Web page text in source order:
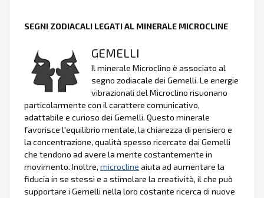
SEGNI ZODIACALI LEGATI AL MINERALE MICROCLINE
GEMELLI
Il minerale Microclino è associato al
segno zodiacale dei Gemelli. Le energie
vibrazionali del Microclino risuonano
particolarmente con il carattere comunicativo,
adattabile e curioso dei Gemelli. Questo minerale
favorisce l'equilibrio mentale, la chiarezza di pensiero e
la concentrazione, qualità spesso ricercate dai Gemelli
che tendono ad avere la mente costantemente in
movimento. Inoltre, microcline aiuta ad aumentare la
fiducia in se stessi e a stimolare la creatività, il che può
supportare i Gemelli nella loro costante ricerca di nuove